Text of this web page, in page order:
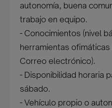
autonomía, buena
trabajo en equipo.
- Conocimientos (nivel
herramientas
Correo electrónico).
- Disponibilidad horaria
sábado.
- Vehículo propio o